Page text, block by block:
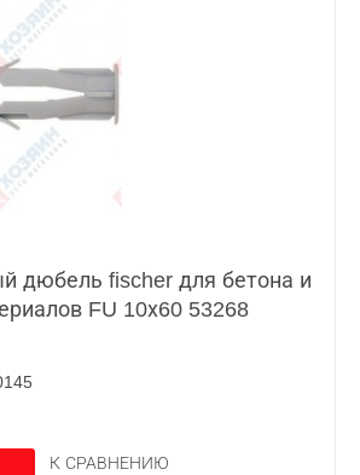
дюбель fischer для бетона и
FU 10х60 53268
К СРАВНЕНИЮ